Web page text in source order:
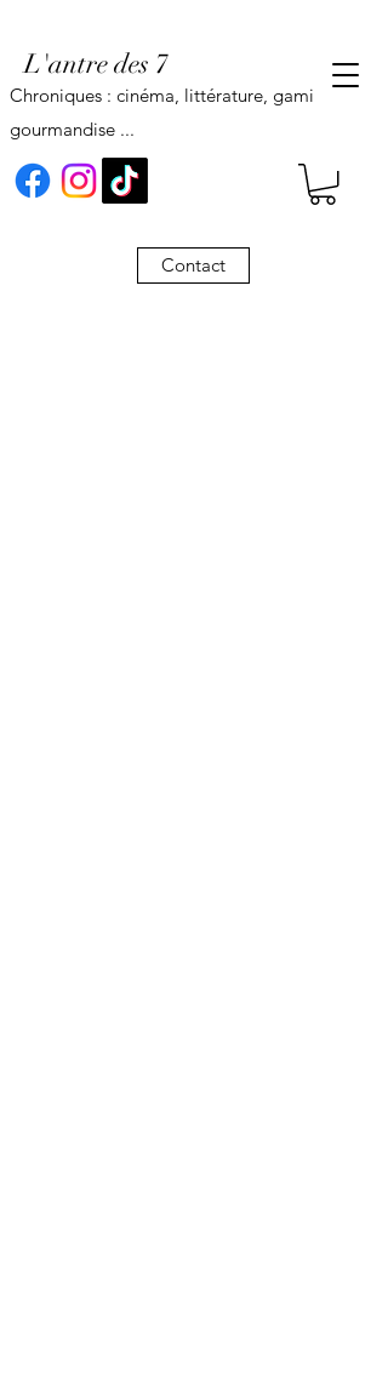
L'antre des 7
Contact
Chroniques : cinéma, littérature, gaming,
gourmandise ...